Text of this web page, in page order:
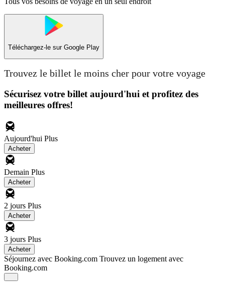
Téléchargez-le sur Google Play
Trouvez le billet le moins cher pour votre voyage
Sécurisez votre billet aujourd'hui et profitez des
meilleures offres!
Aujourd'hui Plus
Acheter
Demain Plus
Acheter
2 jours Plus
Acheter
3 jours Plus
Acheter
Séjournez avec Booking.com Trouvez un logement avec
Booking.com